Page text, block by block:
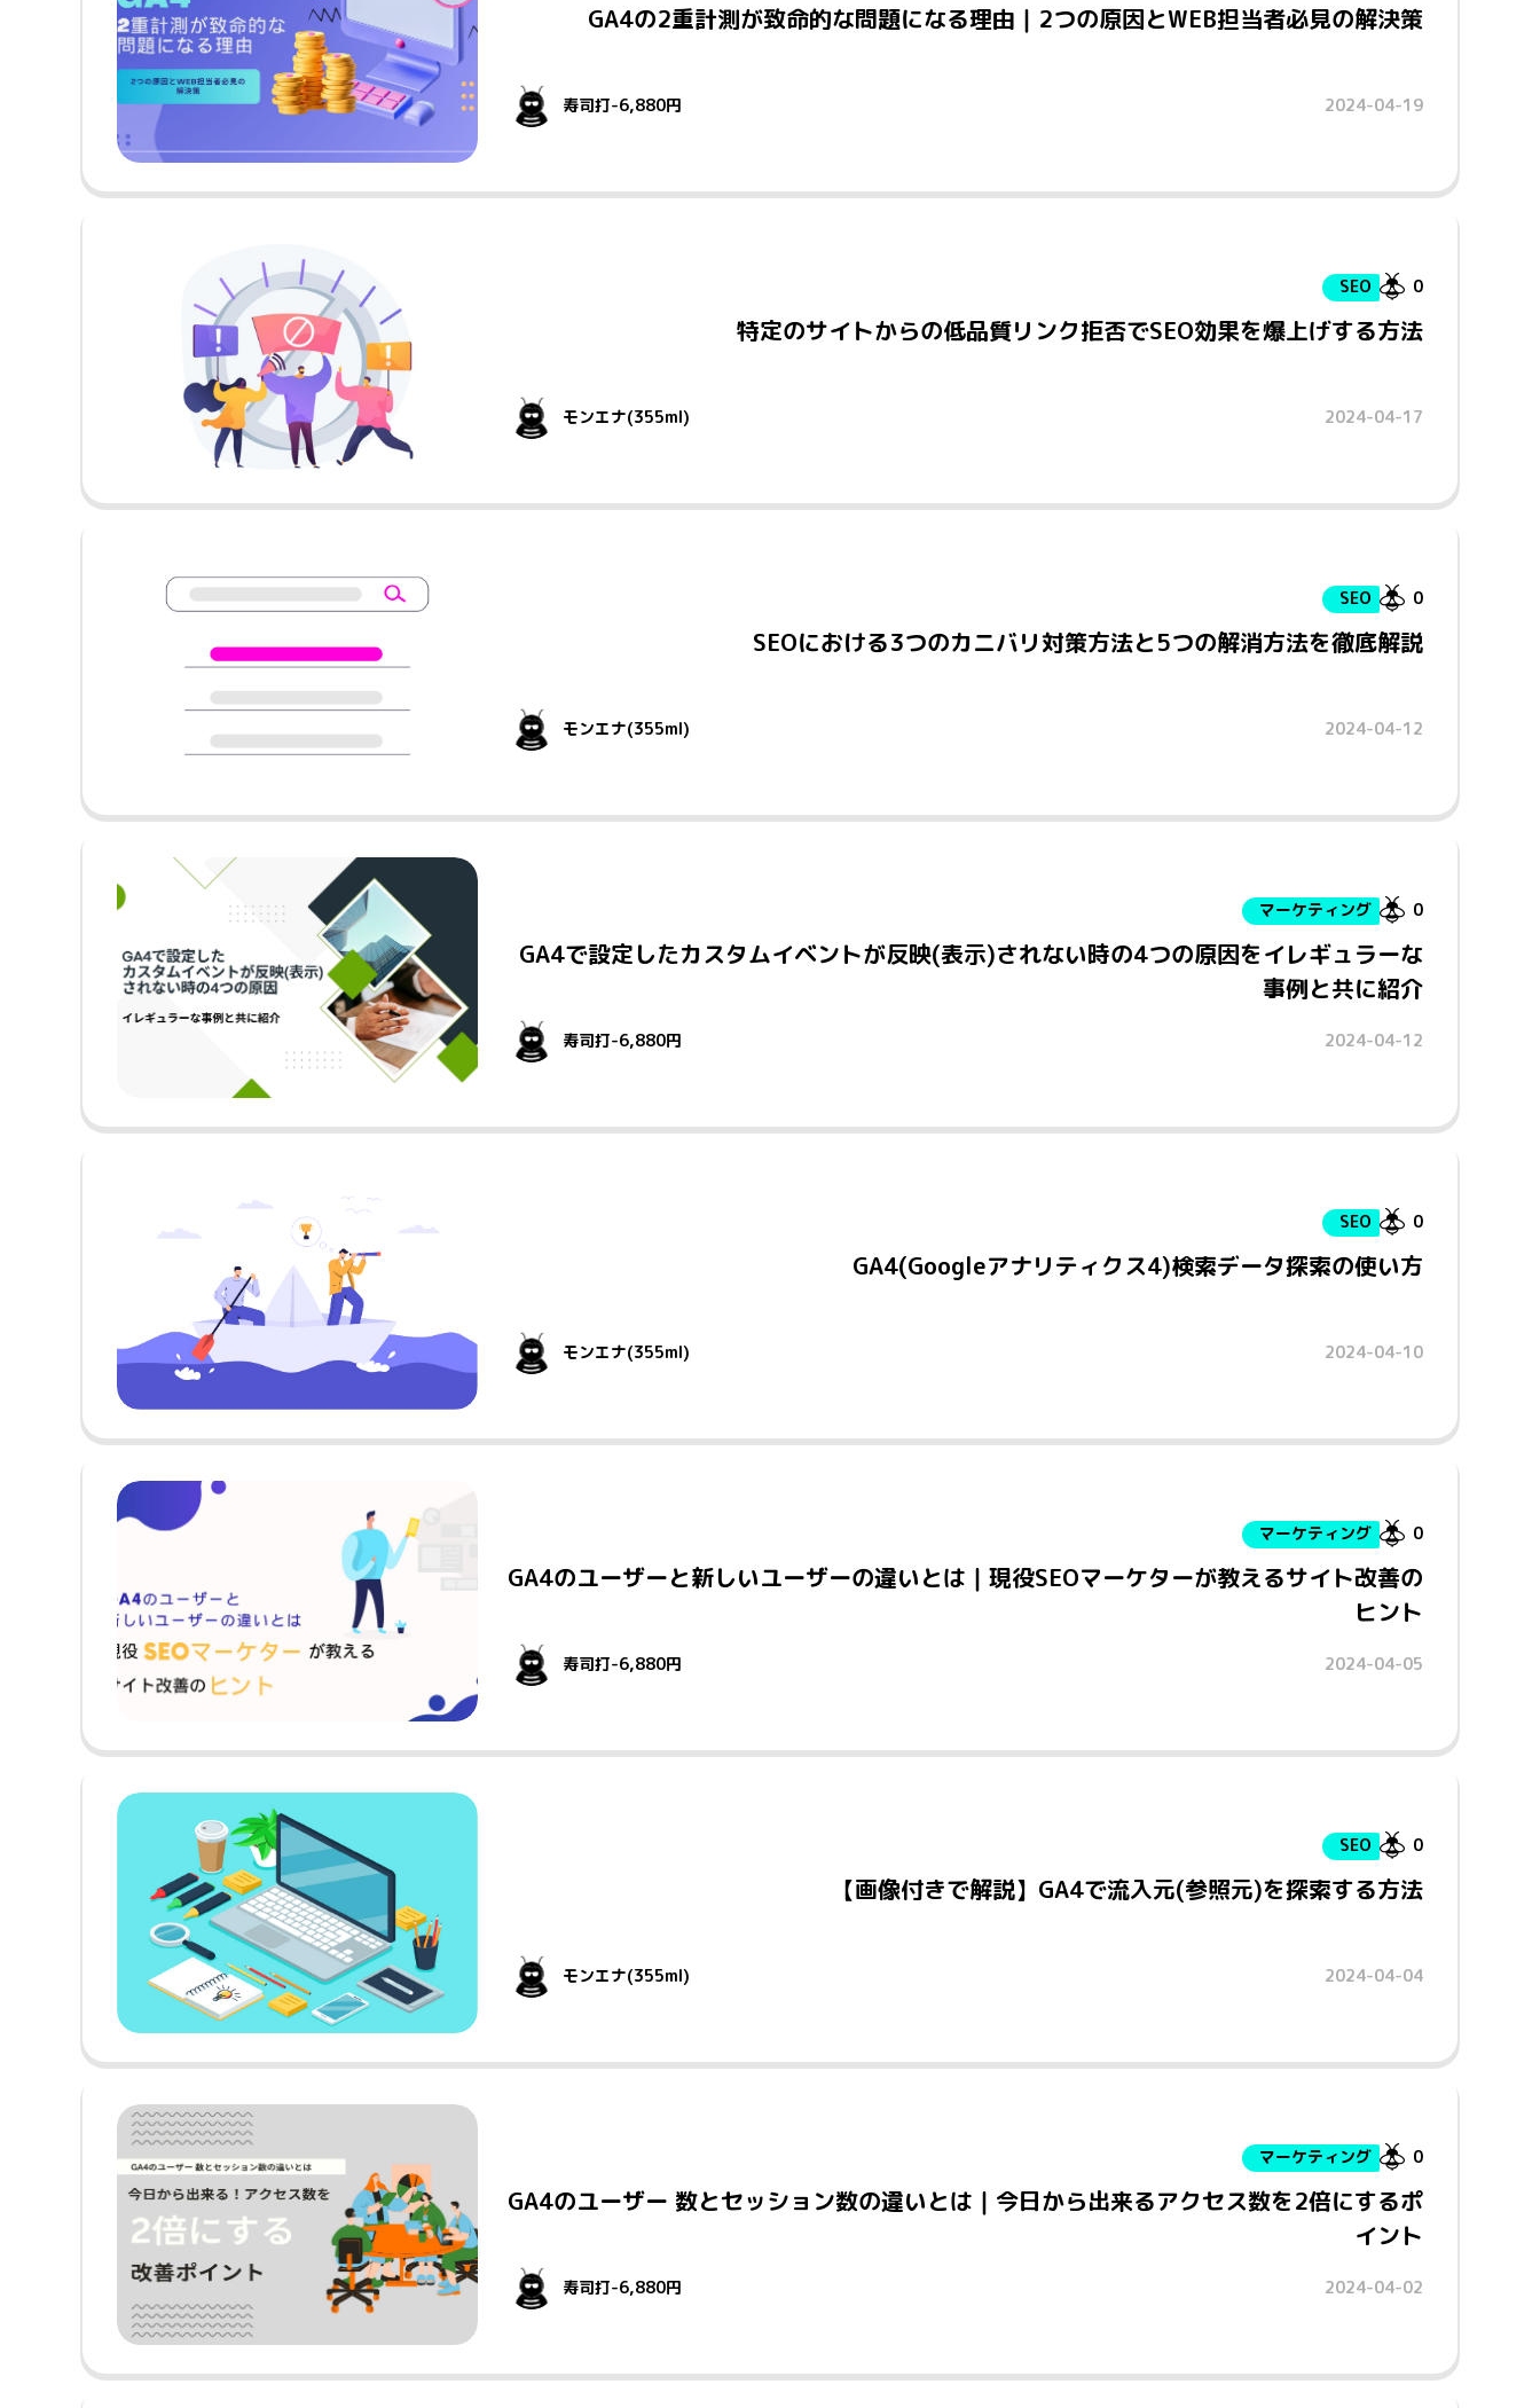
GA4の2重計測が致命的な問題になる理由｜2つの原因とWEB担当者必見の解決策
寿司打-6,880円 2024-04-19
SEO
特定のサイトからの低品質リンク拒否でSEO効果を爆上げする方法
0
モンエナ(355ml) 2024-04-17
SEO
SEOにおける3つのカニバリ対策方法と5つの解消方法を徹底解説
0
モンエナ(355ml) 2024-04-12
マーケティング
GA4で設定したカスタムイベントが反映(表示)されない時の4つの原因をイレギュラーな
事例と共に紹介
0
寿司打-6,880円 2024-04-12
SEO
GA4(Googleアナリティクス4)検索データ探索の使い方
0
モンエナ(355ml) 2024-04-10
マーケティング
GA4のユーザーと新しいユーザーの違いとは｜現役SEOマーケターが教えるサイト改善の
ヒント
0
寿司打-6,880円 2024-04-05
SEO
【画像付きで解説】GA4で流入元(参照元)を探索する方法
0
モンエナ(355ml) 2024-04-04
マーケティング
GA4のユーザー 数とセッション数の違いとは｜今日から出来るアクセス数を2倍にするポ
イント
0
寿司打-6,880円 2024-04-02